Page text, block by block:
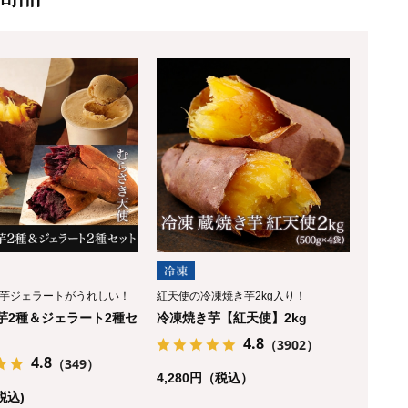
ジェラートがうれしい！
2種＆ジェラート2種セ
4.8 （349）
込)
紅天使の冷凍焼き芋2kg入り！
冷凍焼き芋【紅天使】2kg
4.8（3902）
4,280円（税込）